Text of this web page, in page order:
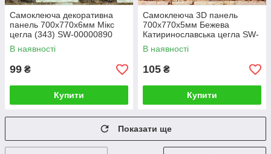
Самоклеюча декоративна
панель 700x770x6мм Мікс
цегла (343) SW-00000890
В наявності
99 ₴
Купити
Самоклеюча 3D панель
700x770x5мм Бежева
Катиринославська цегла SW-
00001375
В наявності
105 ₴
Купити
Показати ще